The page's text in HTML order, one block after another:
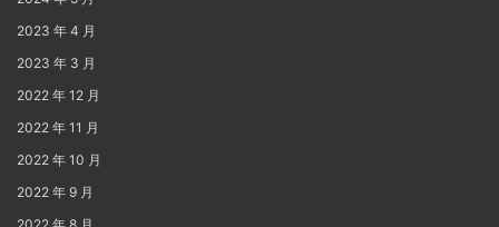
2023 年 4 月
2023 年 3 月
2022 年 12 月
2022 年 11 月
2022 年 10 月
2022 年 9 月